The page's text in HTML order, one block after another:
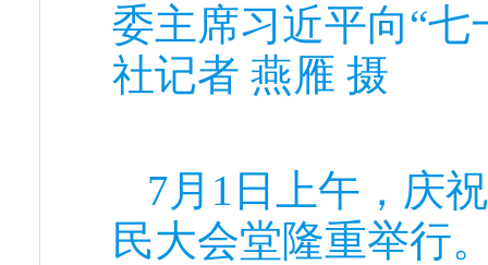
委主席习近平向“
社记者 燕雁 摄
7月1日上午，庆
民大会堂隆重举行